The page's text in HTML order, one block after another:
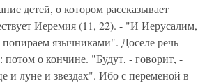
детей, о котором рассказывает
Иеремия (11, 22). - "И Иерусалим,
попираем язычниками". Доселе речь
о кончине. "Будут, - говорит, -
и луне и звездах". Ибо с переменой в